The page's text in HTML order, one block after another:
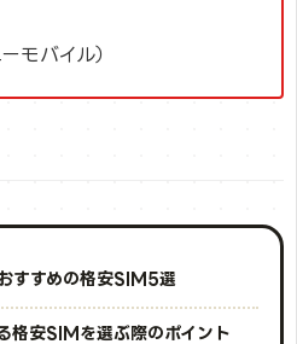
モバイル）
すすめの格安SIM5選
格安SIMを選ぶ際のポイント